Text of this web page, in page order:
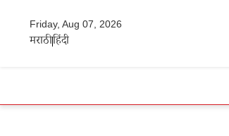
Friday, Aug 07, 2026
मराठीहिंदी